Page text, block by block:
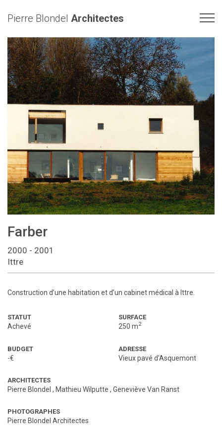
Pierre Blondel Architectes
Farber
2000 - 2001
Ittre
Construction d’une habitation et d’un cabinet médical à Ittre.
STATUT
Achevé
SURFACE
250 m2
BUDGET
-€
ADRESSE
Vieux pavé d'Asquemont
ARCHITECTES
Pierre Blondel , Mathieu Wilputte , Geneviève Van Ranst
PHOTOGRAPHES
Pierre Blondel Architectes